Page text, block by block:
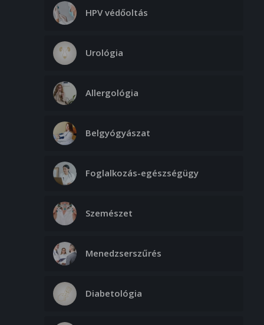
HPV védőoltás
Urológia
Allergológia
Belgyógyászat
Foglalkozás-egészségügy
Szemészet
Menedzserszűrés
Diabetológia